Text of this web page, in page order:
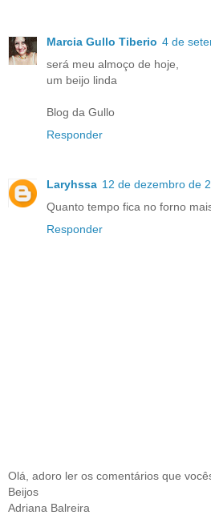
Marcia Gullo Tiberio 4 de
será meu almoço de hoje,
um beijo linda
Blog da Gullo
Responder
Laryhssa 12 de dezembro de
Quanto tempo fica no forno
Responder
Olá, adoro ler os comentários que
Beijos
Adriana Balreira